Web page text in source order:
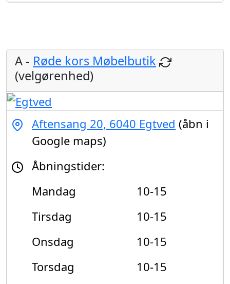
A - Røde kors Møbelbutik
(velgørenhed)
Aftensang 20, 6040 Egtved (åbn i
Google maps)
Åbningstider:
Mandag
10-15
Tirsdag
10-15
Onsdag
10-15
Torsdag
10-15